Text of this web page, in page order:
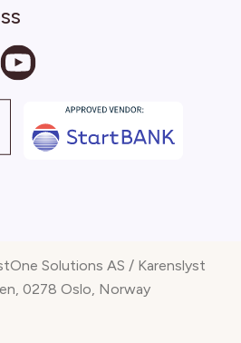
Solutions AS / Karenslyst
0278 Oslo, Norway